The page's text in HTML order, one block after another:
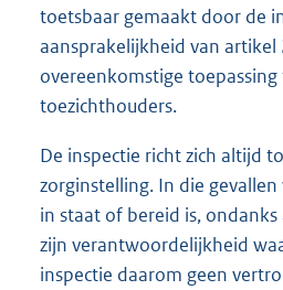
toetsbaar gemaakt door de
aansprakelijkheid van artikel
overeenkomstige
toezichthouders.
De inspectie richt zich altijd
zorginstelling. In die
in staat of bereid is,
zijn verantwoordelijkheid
inspectie daarom geen